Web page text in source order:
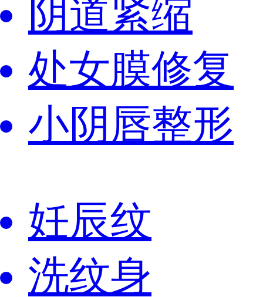
阴道紧缩
处女膜修复
小阴唇整形
妊辰纹
洗纹身